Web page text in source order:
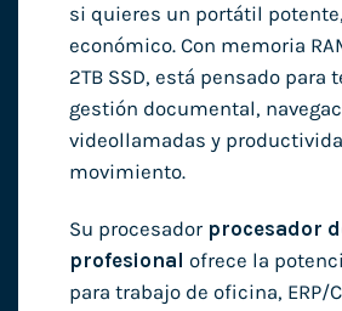
si quieres un portátil
económico. Con memoria
2TB SSD, está pensado para
gestión documental,
videollamadas y
movimiento.
Su procesador procesador
profesional ofrece la
para trabajo de oficina, ERP/